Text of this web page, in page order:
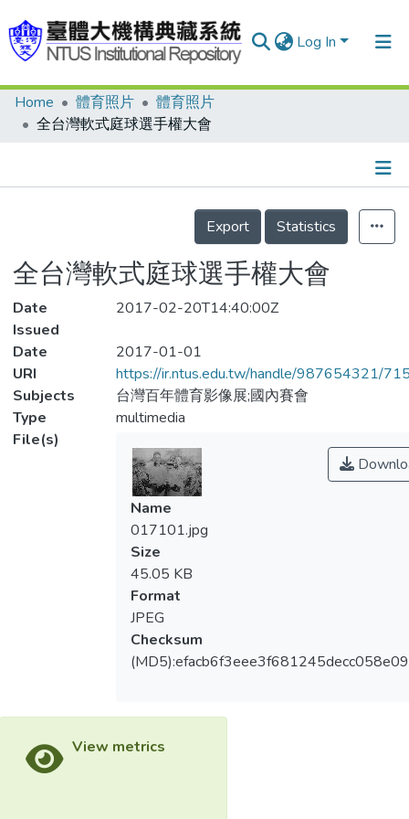
Log In
Communities & Collections
Statistics
Home 體育照片
體育照片
全台灣軟式庭球選手權大會
Details
Export
Statistics
全台灣軟式庭球選手權大會
Date
Issued
2017-02-20T14:40:00Z
Date
2017-01-01
URI
https://ir.ntus.edu.tw/handle/987654321/
Subjects
台灣百年體育影像展;國內賽會
Type
multimedia
File(s)
Name
017101.jpg
Size
45.05 KB
Format
JPEG
Checksum
View metrics